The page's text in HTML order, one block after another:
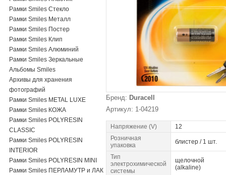
Рамки Smiles Стекло
Рамки Smiles Металл
Рамки Smiles Постер
Рамки Smiles Клип
Рамки Smiles Алюминий
Рамки Smiles Зеркальные
Альбомы Smiles
Архивы для хранения
фотографий
Рамки Smiles METAL LUXE
Рамки Smiles КОЖА
Рамки Smiles POLYRESIN
CLASSIC
Рамки Smiles POLYRESIN
INTERIOR
Рамки Smiles POLYRESIN MINI
Рамки Smiles ПЕРЛАМУТР и ЛАК
Бренд: Duracell
Артикул: 1-04219
Напряжение (V)
12
Розничная
упаковка
блистер / 1 шт.
Тип
электрохимической
системы
щелочной
(alkaline)